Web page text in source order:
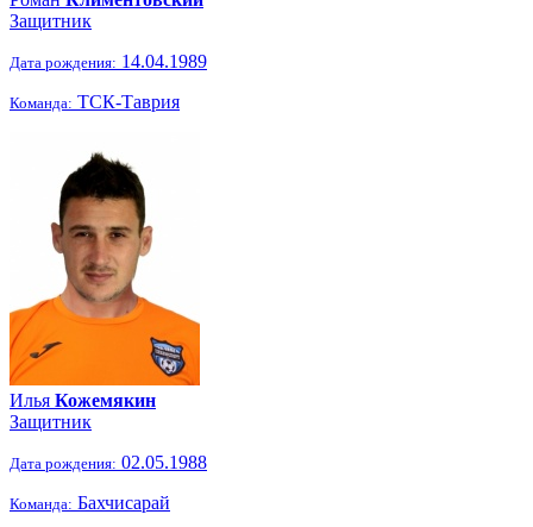
Защитник
Дата рождения: 14.04.1989
Команда: ТСК-Таврия
Илья Кожемякин
Защитник
Дата рождения: 02.05.1988
Команда: Бахчисарай